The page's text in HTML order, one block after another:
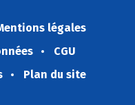
légales
CGU
Plan du site